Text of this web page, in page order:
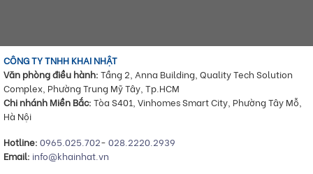
CÔNG TY TNHH KHAI NHẬT
Văn phòng điều hành: Tầng 2, Anna Building, Quality Tech Solution
Complex, Phường Trung Mỹ Tây, Tp.HCM
Chi nhánh Miền Bắc: Tòa S401, Vinhomes Smart City, Phường Tây Mỗ,
Hà Nội
Hotline: 0965.025.702- 028.2220.2939
Email: info@khainhat.vn